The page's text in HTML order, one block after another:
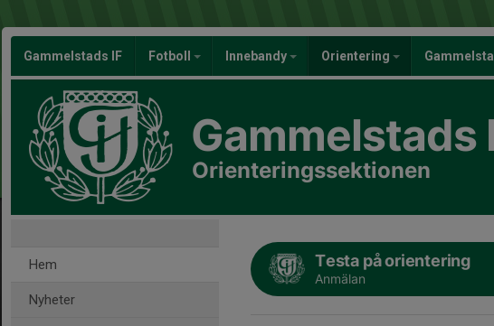
Gammelstads IF Fotboll Innebandy Orientering
Gammelstads
Orienteringssektionen
Hem
Nyheter
Testa på orientering
Anmälan